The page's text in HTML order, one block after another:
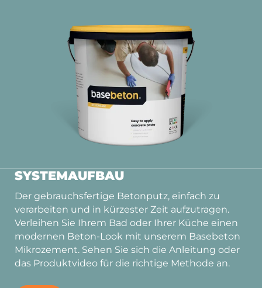
SYSTEMAUFBAU
Der gebrauchsfertige Betonputz, einfach zu
verarbeiten und in kürzester Zeit aufzutragen.
Verleihen Sie Ihrem Bad oder Ihrer Küche einen
modernen Beton-Look mit unserem Basebeton
Mikrozement. Sehen Sie sich die Anleitung oder
das Produktvideo für die richtige Methode an.